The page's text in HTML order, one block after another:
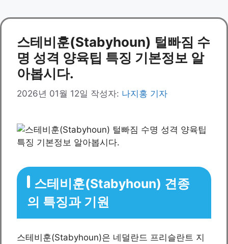
스테비훈(Stabyhoun) 털빠짐 수
명 성격 양육팁 특징 기본정보 알
아봅시다.
2026년 01월 12일 작성자: 나지홍 기자
스테비훈(Stabyhoun) 견종
의 특징과 기원
스테비훈(Stabyhoun)은 네덜란드 프리슬란트 지